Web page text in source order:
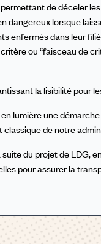
de déceler
lorsque
enfermés dans leur
ou “faisceau de
la lisibilité pour
lumière une
de notre
du projet de LDG,
pour assurer la